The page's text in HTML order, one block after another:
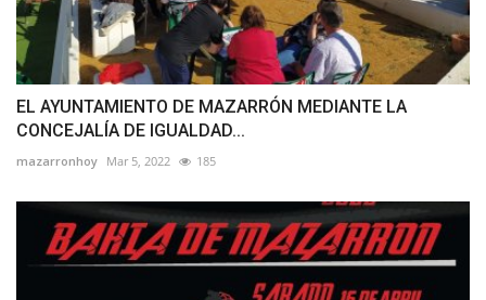
EL AYUNTAMIENTO DE MAZARRÓN MEDIANTE LA
CONCEJALÍA DE IGUALDAD...
mazarronhoy Mar 5, 2022 185